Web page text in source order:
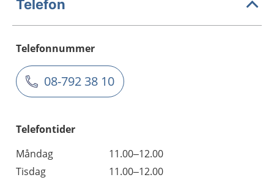
Telefon
Telefonnummer
08-792 38 10
Telefontider
Måndag
11.00–12.00
Tisdag
11.00–12.00